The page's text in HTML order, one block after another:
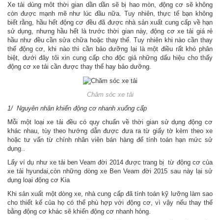
Xe tải dùng môt thời gian dần dần sẽ bị hao mòn, động cơ sẽ không
còn được mạnh mẽ như lúc đầu nữa. Tuy nhiên, thực tế bạn không
biết rằng, hầu hết động cơ đều đã được nhà sản xuất cung cấp về hạn
sử dụng, nhưng hầu hết là trước thời gian này, động cơ xe tải giá rẻ
hầu như đều cần sửa chữa hoặc thay thế. Tuy nhiên khi nào cần thay
thế động cơ, khi nào thì cần bảo dưỡng lại là một điều rất khó phân
biệt, dưới đây tôi xin cung cấp cho độc giả những dấu hiệu cho thấy
động cơ xe tải cần được thay thế hay bảo dưỡng.
Chăm sóc xe tải
1/ Nguyên nhân khiến động cơ nhanh xuống cấp
Mỗi một loại xe tải đều có quy chuẩn về thời gian sử dụng động cơ
khác nhau, tùy theo hướng dẫn được đưa ra từ giấy tờ kèm theo xe
hoặc tư vấn từ chính nhân viên bán hàng để tính toán hạn mức sử
dụng..
Lấy ví dụ như xe tải ben Veam đời 2014 được trang bị từ động cơ của
xe tải hyundai,còn những dòng xe Ben Veam đời 2015 sau này lại sử
dụng loại động cơ Kia
Khi sản xuất một dòng xe, nhà cung cấp đã tính toán kỹ lưỡng làm sao
cho thiết kế của họ có thể phù hợp với động cơ, vì vậy nếu thay thế
bằng động cơ khác sẽ khiến động cơ nhanh hỏng.